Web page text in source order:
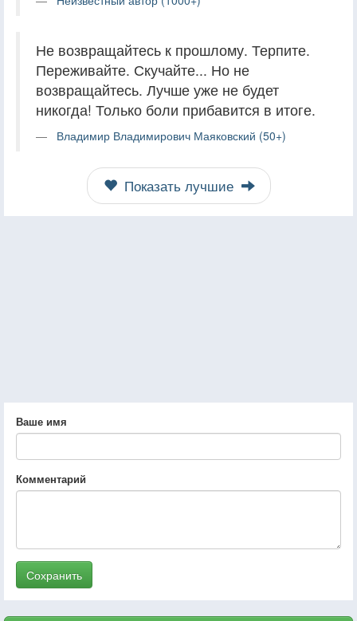
Не возвращайтесь к прошлому. Терпите.
Переживайте. Скучайте... Но не
возвращайтесь. Лучше уже не будет
никогда! Только боли прибавится в итоге.
Владимир Владимирович Маяковский (50+)
Показать лучшие
Ваше имя
Комментарий
Сохранить